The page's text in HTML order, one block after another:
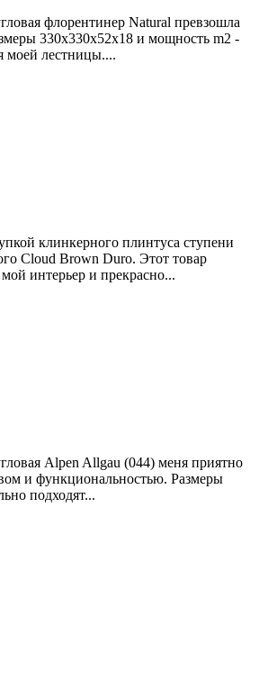
флорентинер Natural превзошла
330х330х52х18 и мощность m2 -
моей лестницы....
клинкерного плинтуса ступени
Cloud Brown Duro. Этот товар
интерьер и прекрасно...
Alpen Allgau (044) меня приятно
и функциональностью. Размеры
подходят...